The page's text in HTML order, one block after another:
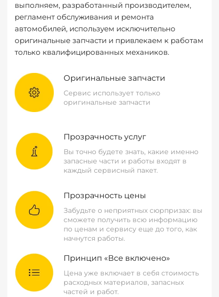
выполняем, разработанный производителем,
регламент обслуживания и ремонта
автомобилей, используем исключительно
оригинальные запчасти и привлекаем к работам
только квалифицированных механиков.
Оригинальные запчасти
Сервис использует только
оригинальные запчасти
Прозрачность услуг
Вы точно будете знать, какие именно
запасные части и работы входят в
каждый сервисный пакет.
Прозрачность цены
Забудьте о неприятных сюрпризах: вы
сможете получить всю информацию
по ценам и сервису еще до того, как
начнутся работы.
Принцип «Все включено»
Цена уже включает в себя стоимость
расходных материалов, запасных
частей и работ.